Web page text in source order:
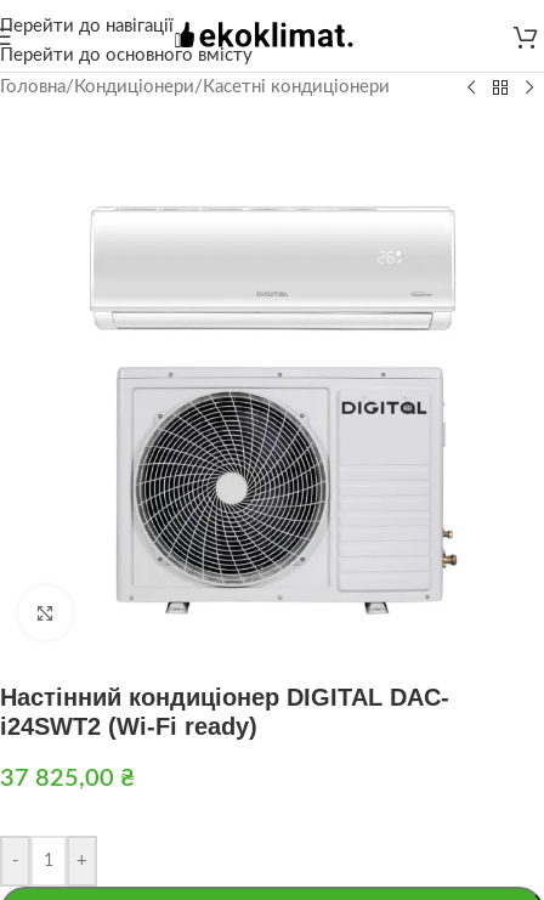
Перейти до навігації
Перейти до основного вмісту
Головна/ Кондиціонери/ Касетні кондиціонери
Натисніть, щоб збільшити
Настінний кондиціонер DIGITAL DAC-
i24SWT2 (Wi-Fi ready)
37 825,00 ₴
- +